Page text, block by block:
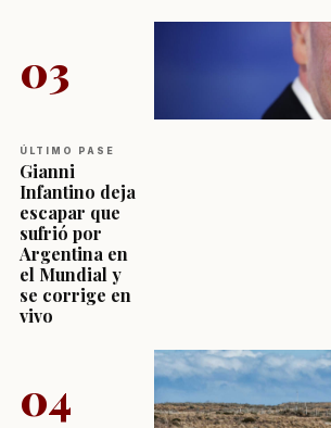
03
ÚLTIMO PASE
Gianni
Infantino deja
escapar que
sufrió por
Argentina en
el Mundial y
se corrige en
vivo
04